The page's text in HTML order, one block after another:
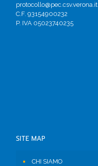
protocollo@pec.csv.verona.it
C.F. 93154900232
P. IVA 05023740235
SITE MAP
CHI SIAMO